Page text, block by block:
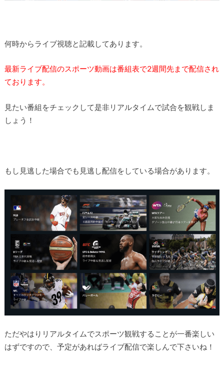
何時からライブ視聴と記載してあります。
最新ライブ配信のスポーツ動画は番組表で2週間先まで配信され
ております。
見たい番組をチェックして是非リアルタイムで試合を観戦しま
しょう！
もし見逃した場合でも見逃し配信をしている場合があります。
ただやはりリアルタイムでスポーツ観戦することが一番楽しい
はずですので、予定があればライブ配信で楽しんで下さいね！